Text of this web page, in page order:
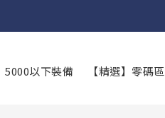
5000以下裝備 【精選】零碼區